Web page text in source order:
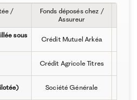
technologie et sélection
produits du marché, dans
à long terme.
/
Fonds déposés chez /
Assureur
sous
Crédit Mutuel Arkéa
Crédit Agricole Titres
Société Générale